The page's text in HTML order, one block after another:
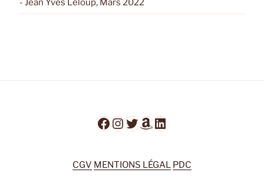
Facebook
Instagram
Twitter
Amazon
LinkedIn
CGV MENTIONS LÉGAL PDC